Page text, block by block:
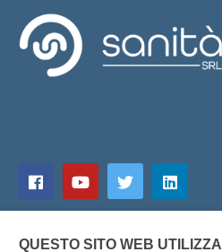
QUESTO SITO WEB